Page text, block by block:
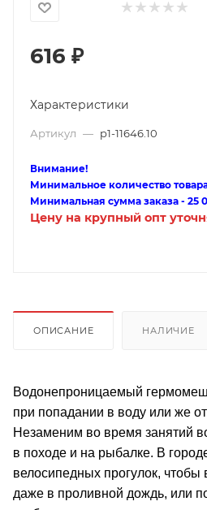
616 ₽
Характеристики
Артикул — p1-11646.10
Внимание!
Минимальное количество
Минимальная сумма заказа - 25
Цену на крупный опт
ОПИСАНИЕ НАЛИЧИЕ
Водонепроницаемый
при попадании в воду или же
Незаменим во время занятий
в походе и на рыбалке. В
велосипедных прогулок, чтобы
даже в проливной дождь, или